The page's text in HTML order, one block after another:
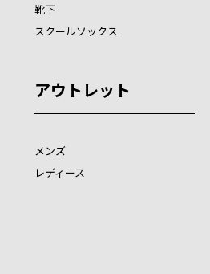
靴下
スクールソックス
アウトレット
メンズ
レディース